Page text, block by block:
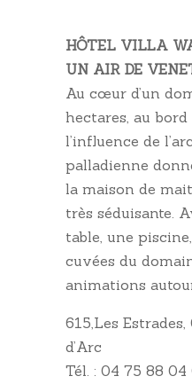
HÔTEL VILLA
UN AIR DE
Au cœur d’un
hectares, au bord
l’influence de
palladienne
la maison de
très séduisante.
table, une
cuvées du
animations
615,Les
d’Arc
Tél. : 04 75 88 04